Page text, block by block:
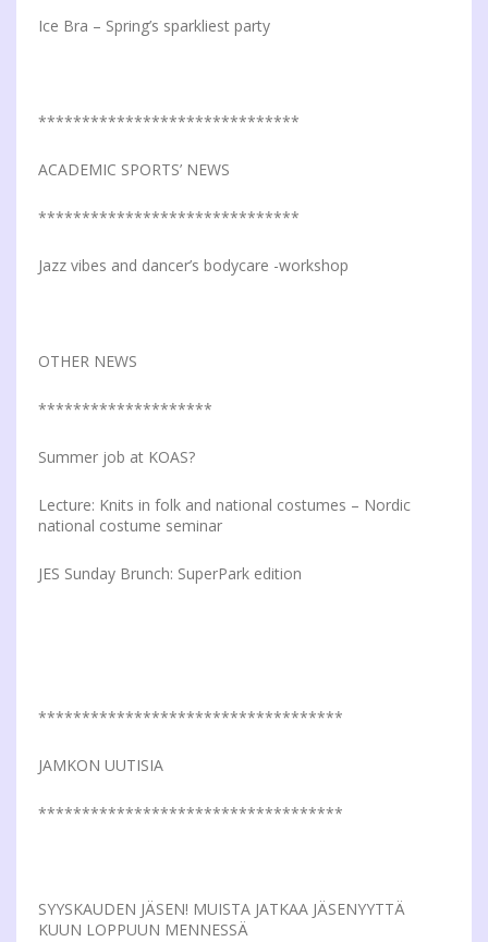
Ice Bra – Spring’s sparkliest party
******************************
ACADEMIC SPORTS’ NEWS
******************************
Jazz vibes and dancer’s bodycare -workshop
OTHER NEWS
********************
Summer job at KOAS?
Lecture: Knits in folk and national costumes – Nordic
national costume seminar
JES Sunday Brunch: SuperPark edition
***********************************
JAMKON UUTISIA
***********************************
SYYSKAUDEN JÄSEN! MUISTA JATKAA JÄSENYYTTÄ
KUUN LOPPUUN MENNESSÄ